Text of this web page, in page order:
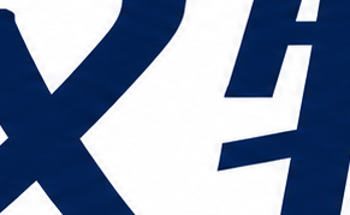
（附成本对比）